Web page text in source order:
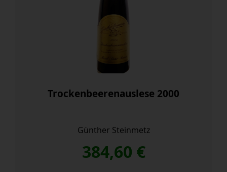
Trockenbeerenauslese 2000
Günther Steinmetz
384,60 €